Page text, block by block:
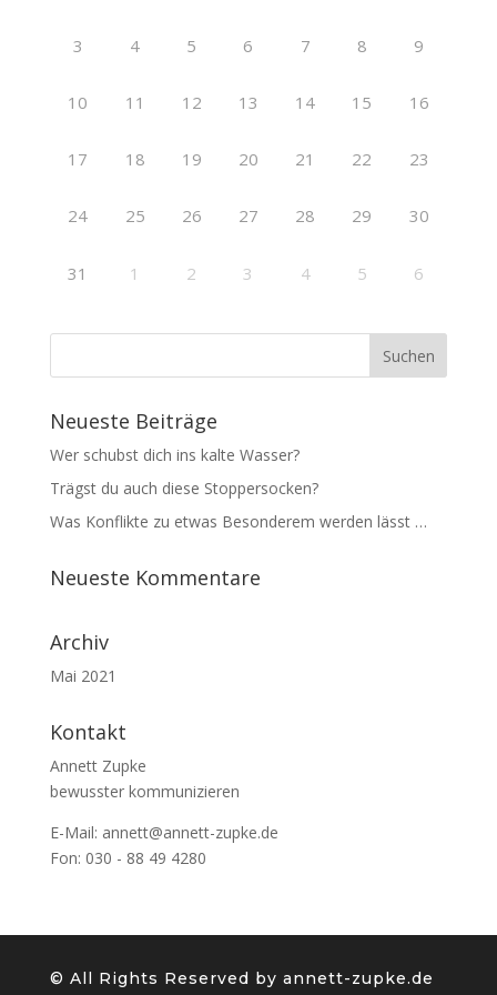
3 4 5 6 7 8 9
10 11 12 13 14 15 16
17 18 19 20 21 22 23
24 25 26 27 28 29 30
31 1 2 3 4 5 6
Neueste Beiträge
Wer schubst dich ins kalte Wasser?
Trägst du auch diese Stoppersocken?
Was Konflikte zu etwas Besonderem werden lässt …
Neueste Kommentare
Archiv
Mai 2021
Kontakt
Annett Zupke
bewusster kommunizieren
E-Mail: annett@annett-zupke.de
Fon: 030 - 88 49 4280
©️ All Rights Reserved by annett-zupke.de